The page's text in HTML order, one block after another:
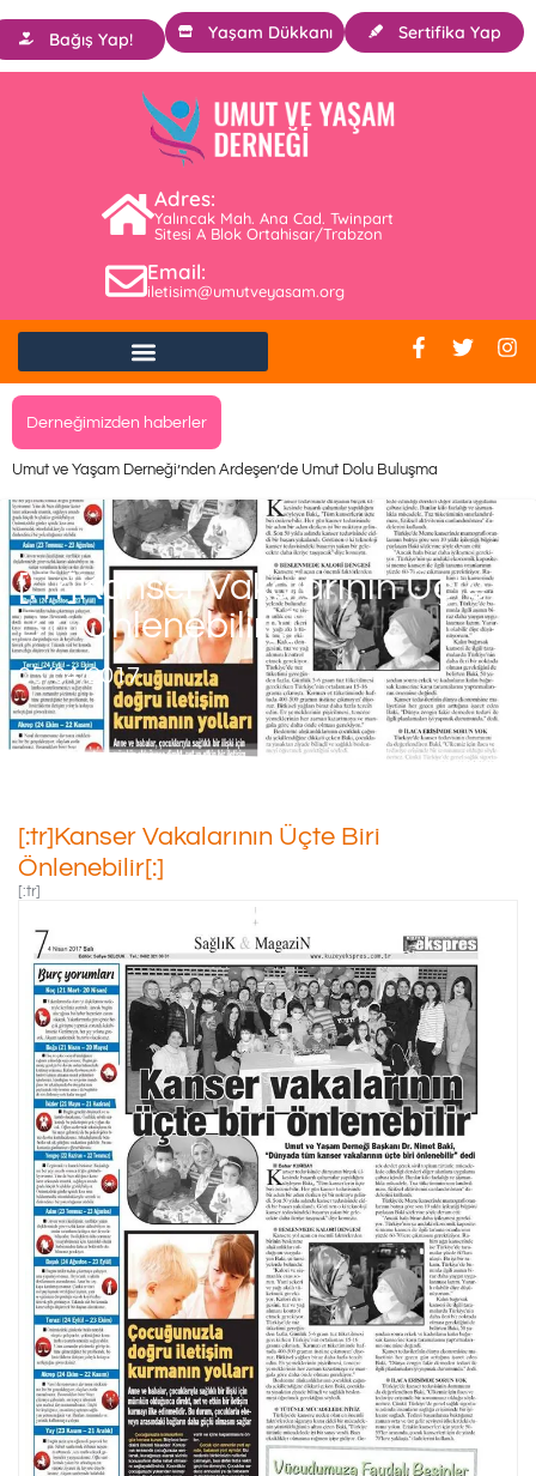
Sertifika Yap
Yaşam Dükkanı
Bağış Yap!
Adres:
Yalıncak Mah. Ana Cad. Twinpart
Sitesi A Blok Ortahisar/Trabzon
Email:
iletisim@umutveyasam.org
Derneğimizden haberler
Umut ve Yaşam Derneği’nden Ardeşen’de Umut Dolu Buluşma
[:tr]Kanser Vakalarının Üçte
Biri Önlenebilir[:]
05/04/2017
[:tr]Kanser Vakalarının Üçte Biri
Önlenebilir[:]
[:tr]